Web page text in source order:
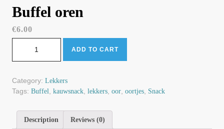
Buffel oren
€6.00
ADD TO CART
Category: Lekkers
Tags: Buffel kauwsnack lekkers oor oortjes Snack
Description Reviews (0)